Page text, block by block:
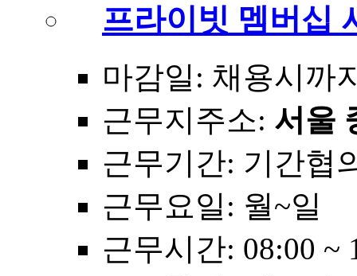
프라이빗 멤버십
마감일 : 채용시까
근무지주소: 서울
근무기간: 기간협
근무요일 : 월~일
근무시간: 08:00 ~